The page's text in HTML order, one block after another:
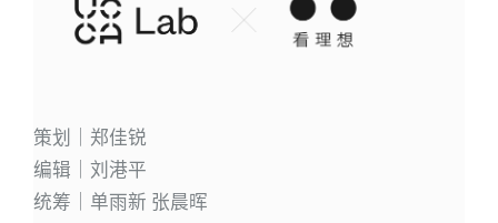
策划｜郑佳锐
编辑｜刘港平
统筹｜单雨新 张晨晖